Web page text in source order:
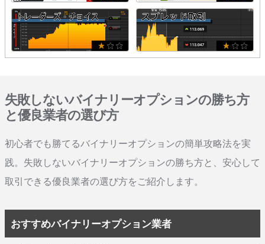
失敗しないバイナリーオプションの勝ち方
と優良業者の選び方
初心者でも勝てるバイナリーオプションの簡単攻略法を実
践。失敗しないバイナリーオプションの勝ち方と、安心して
取引できる優良業者の選び方をご紹介します。
おすすめバイナリーオプション業者